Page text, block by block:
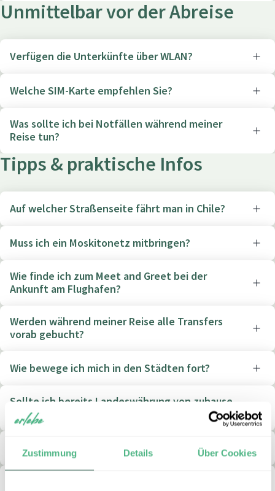
Zustimmung Details Über Cookies
Unmittelbar vor der Abreise
Verfügen die Unterkünfte über WLAN?
Welche SIM-Karte empfehlen Sie?
Was sollte ich bei Notfällen während meiner
Reise tun?
Tipps & praktische Infos
Auf welcher Straßenseite fährt man in Chile?
Muss ich ein Moskitonetz mitbringen?
Wie finde ich zum Meet and Greet bei der
Ankunft am Flughafen?
Werden während meiner Reise alle Transfers
vorab gebucht?
Wie bewege ich mich in den Städten fort?
Sollte ich bereits Landeswährung von zuhause
mitbringen?
Kann ich vor Ort mit der Kreditkarte bezahlen?